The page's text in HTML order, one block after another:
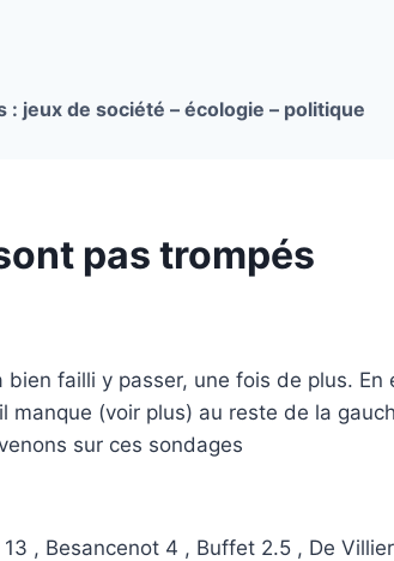
jeux de société – écologie – politique
pas trompés
failli y passer, une fois de plus.
manque (voir plus) au reste de la
sur ces sondages
, Besancenot 4 , Buffet 2.5 , De